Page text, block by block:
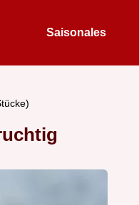
Saisonales